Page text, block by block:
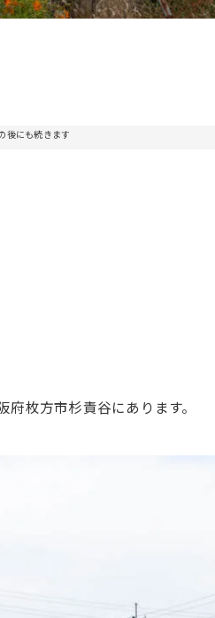
後にも続きます
枚方市杉責谷にあります。